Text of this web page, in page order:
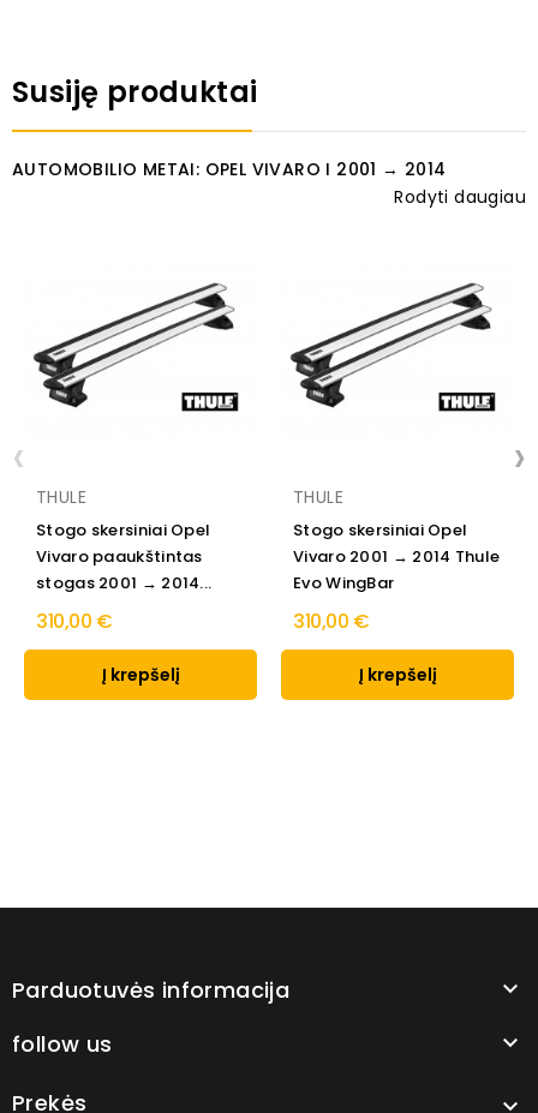
Susiję produktai
AUTOMOBILIO METAI: OPEL VIVARO I 2001 → 2014
Rodyti daugiau
THULE
Stogo skersiniai Opel
Vivaro paaukštintas
stogas 2001 → 2014...
310,00 €
Į krepšelį
THULE
Stogo skersiniai Opel
Vivaro 2001 → 2014 Thule
Evo WingBar
310,00 €
Į krepšelį
‹ ›
Parduotuvės informacija 
follow us 
Prekės